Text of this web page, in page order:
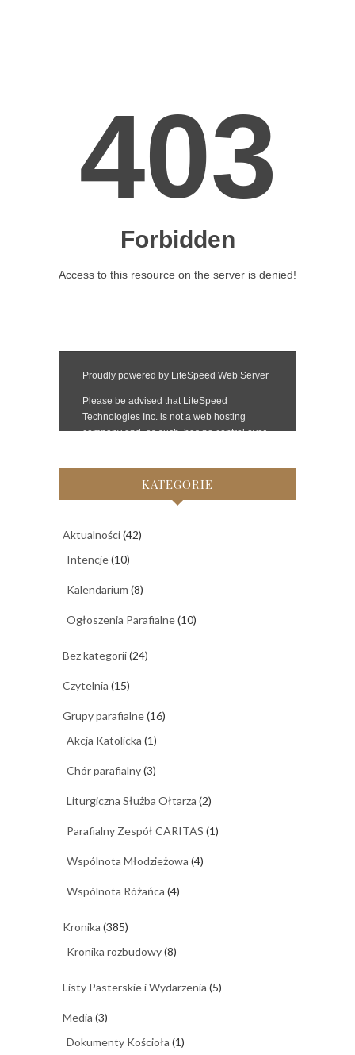
KATEGORIE
Aktualności(42)
Intencje(10)
Kalendarium (8)
Ogłoszenia Parafialne(10)
Bez kategorii(24)
Czytelnia (15)
Grupy parafialne(16)
Akcja Katolicka (1)
Chór parafialny(3)
Liturgiczna Służba Ołtarza (2)
Parafialny Zespół CARITAS (1)
Wspólnota Młodzieżowa (4)
Wspólnota Różańca (4)
Kronika (385)
Kronika rozbudowy(8)
Listy Pasterskie i Wydarzenia (5)
Media (3)
Dokumenty Kościoła (1)